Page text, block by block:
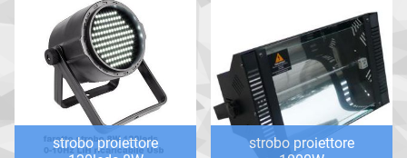
strobo proiettore
strobo proiettore